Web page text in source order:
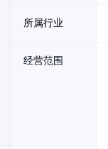
所属行业
经营范围